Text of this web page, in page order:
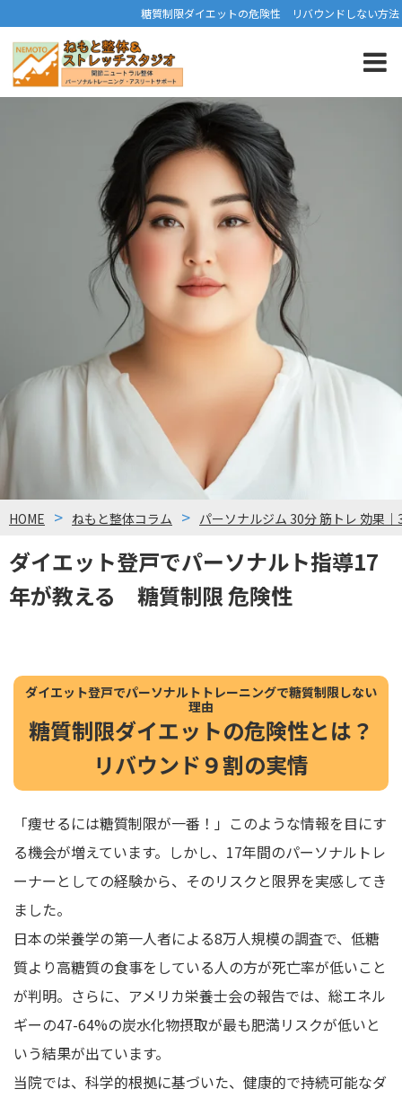
糖質制限ダイエットの危険性 リバウンドしない方法
ダイエット登戸でパーソナルト指導17
年が教える 糖質制限 危険性
HOME ねもと整体コラム パーソナルジム 30分 筋トレ 効果
ダイエット登戸でパーソナルトトレーニングで糖質制限しない
理由
糖質制限ダイエットの危険性とは？
リバウンド９割の実情
「痩せるには糖質制限が一番！」このような情報を目にす
る機会が増えています。しかし、17年間のパーソナルトレ
ーナーとしての経験から、そのリスクと限界を実感してき
ました。
日本の栄養学の第一人者による8万人規模の調査で、低糖
質より高糖質の食事をしている人の方が死亡率が低いこと
が判明。さらに、アメリカ栄養士会の報告では、総エネル
ギーの47-64%の炭水化物摂取が最も肥満リスクが低いと
いう結果が出ています。
当院では、科学的根拠に基づいた、健康的で持続可能なダ